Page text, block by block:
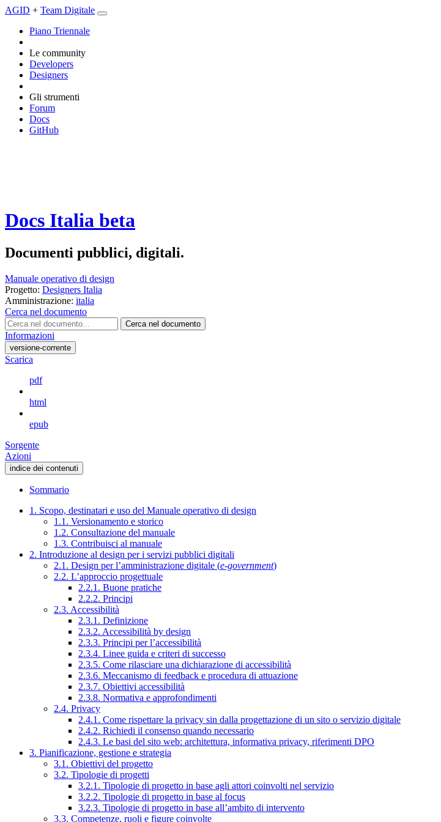
AGID + Team Digitale
Piano Triennale
Le community
Developers
Designers
Gli strumenti
Forum
Docs
GitHub
Docs Italia beta
Documenti pubblici, digitali.
Manuale operativo di design
Progetto: Designers Italia
Amministrazione: italia
Cerca nel documento
Cerca nel documento
Informazioni
versione-corrente
Scarica
pdf
html
epub
Sorgente
Azioni
indice dei contenuti
Sommario
1. Scopo, destinatari e uso del Manuale operativo di design
1.1. Versionamento e storico
1.2. Consultazione del manuale
1.3. Contribuisci al manuale
2. Introduzione al design per i servizi pubblici digitali
2.1. Design per l’amministrazione digitale (e-government)
2.2. L’approccio progettuale
2.2.1. Buone pratiche
2.2.2. Principi
2.3. Accessibilità
2.3.1. Definizione
2.3.2. Accessibilità by design
2.3.3. Principi per l’accessibilità
2.3.4. Linee guida e criteri di successo
2.3.5. Come rilasciare una dichiarazione di accessibilità
2.3.6. Meccanismo di feedback e procedura di attuazione
2.3.7. Obiettivi accessibilità
2.3.8. Normativa e approfondimenti
2.4. Privacy
2.4.1. Come rispettare la privacy sin dalla progettazione di un sito o servizio digitale
2.4.2. Richiedi il consenso quando necessario
2.4.3. Le basi del sito web: architettura, informativa privacy, riferimenti DPO
3. Pianificazione, gestione e strategia
3.1. Obiettivi del progetto
3.2. Tipologie di progetti
3.2.1. Tipologie di progetto in base agli attori coinvolti nel servizio
3.2.2. Tipologie di progetto in base al focus
3.2.3. Tipologie di progetto in base all’ambito di intervento
3.3. Competenze, ruoli e figure coinvolte